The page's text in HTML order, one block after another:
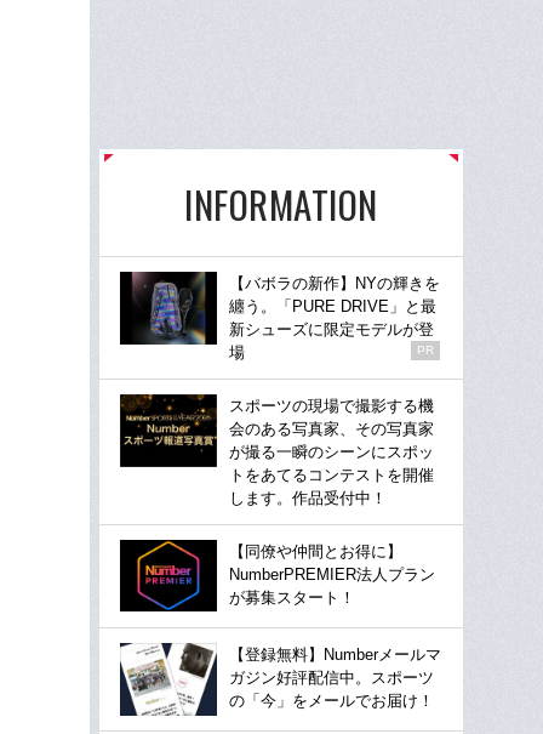
INFORMATION
【バボラの新作】NYの輝きを
纏う。「PURE DRIVE」と最
新シューズに限定モデルが登
場
PR
スポーツの現場で撮影する機
会のある写真家、その写真家
が撮る一瞬のシーンにスポッ
トをあてるコンテストを開催
します。作品受付中！
【同僚や仲間とお得に】
NumberPREMIER法人プラン
が募集スタート！
【登録無料】Numberメールマ
ガジン好評配信中。スポーツ
の「今」をメールでお届け！